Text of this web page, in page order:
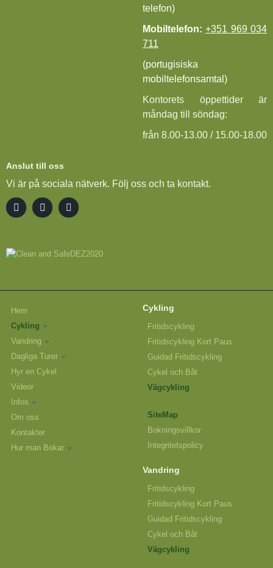
telefon)
Mobiltelefon: +351 969 034
711
(portugisiska
mobiltelefonsamtal)
Kontorets öppettider är
måndag till söndag:
från 8.00-13.00 / 15.00-18.00
Anslut till oss
Vi är på sociala nätverk. Följ oss och ta kontakt.
Hem
Cykling
Vandring
Dagliga Turer
Hyr en Cykel
Videor
Infos
Om oss
Kontakter
Hur man Bokar
Cykling
Fritidscykling
Fritidscykling Kort Paus
Guidad Fritidscykling
Cykel och Båt
Vägcykling
SiteMap
Bokningsvillkor
Integritetspolicy
Vandring
Fritidscykling
Fritidscykling Kort Paus
Guidad Fritidscykling
Cykel och Båt
Vägcykling